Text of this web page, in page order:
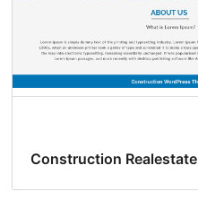
Construction Realestate